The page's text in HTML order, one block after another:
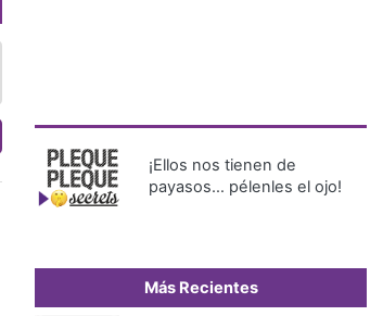
¡Ellos nos tienen de
payasos… pélenles el ojo!
Más Recientes